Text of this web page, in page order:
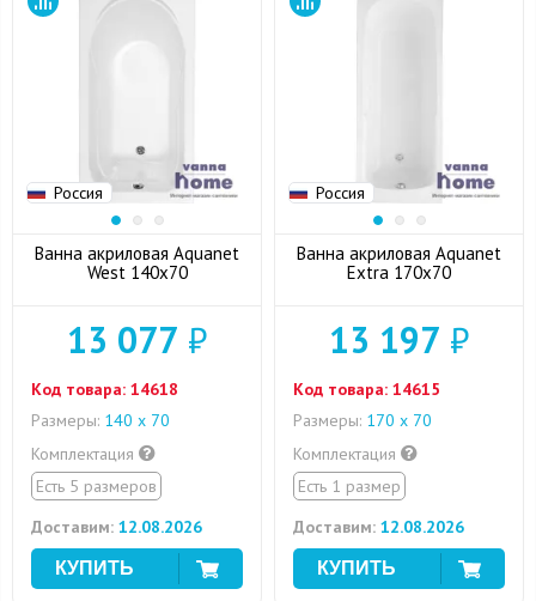
Россия
Ванна акриловая Aquanet
West 140x70
13 077 ₽
Код товара: 14618
Размеры: 140 х 70
Комплектация
Есть 5 размеров
Доставим: 12.08.2026
Россия
Ванна акриловая Aquanet
Extra 170x70
13 197 ₽
Код товара: 14615
Размеры: 170 х 70
Комплектация
Есть 1 размер
Доставим: 12.08.2026